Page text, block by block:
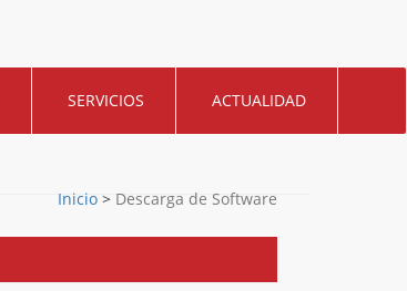
SERVICIOS ACTUALIDAD
Inicio > Descarga de Software